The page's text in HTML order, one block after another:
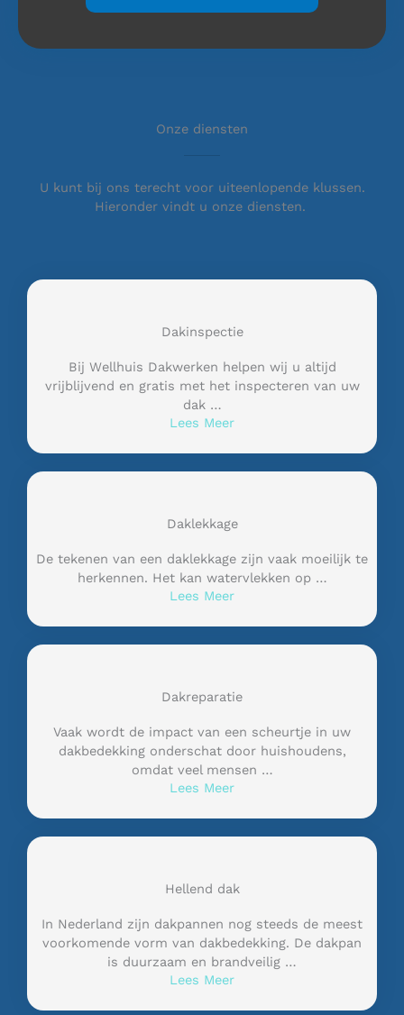
Onze diensten
U kunt bij ons terecht voor uiteenlopende klussen.
Hieronder vindt u onze diensten.
Dakinspectie
Bij Wellhuis Dakwerken helpen wij u altijd
vrijblijvend en gratis met het inspecteren van uw
dak …
Lees Meer
Daklekkage
De tekenen van een daklekkage zijn vaak moeilijk te
herkennen. Het kan watervlekken op …
Lees Meer
Dakreparatie
Vaak wordt de impact van een scheurtje in uw
dakbedekking onderschat door huishoudens,
omdat veel mensen …
Lees Meer
Hellend dak
In Nederland zijn dakpannen nog steeds de meest
voorkomende vorm van dakbedekking. De dakpan
is duurzaam en brandveilig …
Lees Meer